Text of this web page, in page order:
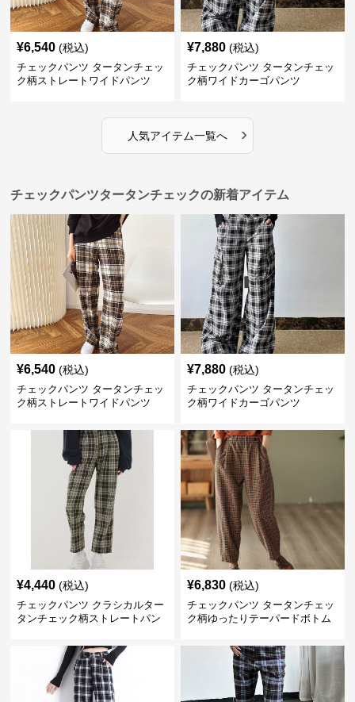
¥6,540 (税込)
チェックパンツ タータンチェッ
ク柄ストレートワイドパンツ
¥7,880 (税込)
チェックパンツ タータンチェッ
ク柄ワイドカーゴパンツ
人気アイテム一覧へ ›
チェックパンツタータンチェックの新着アイテム
¥6,540 (税込)
チェックパンツ タータンチェッ
ク柄ストレートワイドパンツ
¥7,880 (税込)
チェックパンツ タータンチェッ
ク柄ワイドカーゴパンツ
¥4,440 (税込)
チェックパンツ クラシカルター
タンチェック柄ストレートパン
¥6,830 (税込)
チェックパンツ タータンチェッ
ク柄ゆったりテーパードボトム